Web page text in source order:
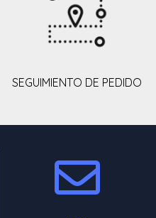
SEGUIMIENTO DE PEDIDO